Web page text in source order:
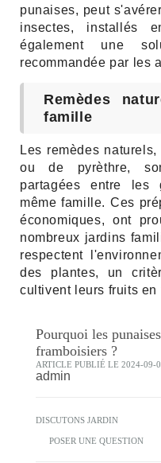
punaises, peut
insectes, installés
également une
recommandée par les
Remèdes
famille
Les remèdes
ou de pyrèthre,
partagées entre les
même famille. Ces
économiques, ont
nombreux jardins
respectent
des plantes, un
cultivent leurs fruits en
Pourquoi les
framboisiers ?
ARTICLE PUBLIÉ LE 2024-09-
admin
DISCUTONS JARDIN
POSER UNE QUESTION